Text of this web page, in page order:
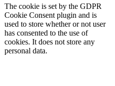
The cookie is set by the GDPR
Cookie Consent plugin and is
used to store whether or not user
has consented to the use of
cookies. It does not store any
personal data.